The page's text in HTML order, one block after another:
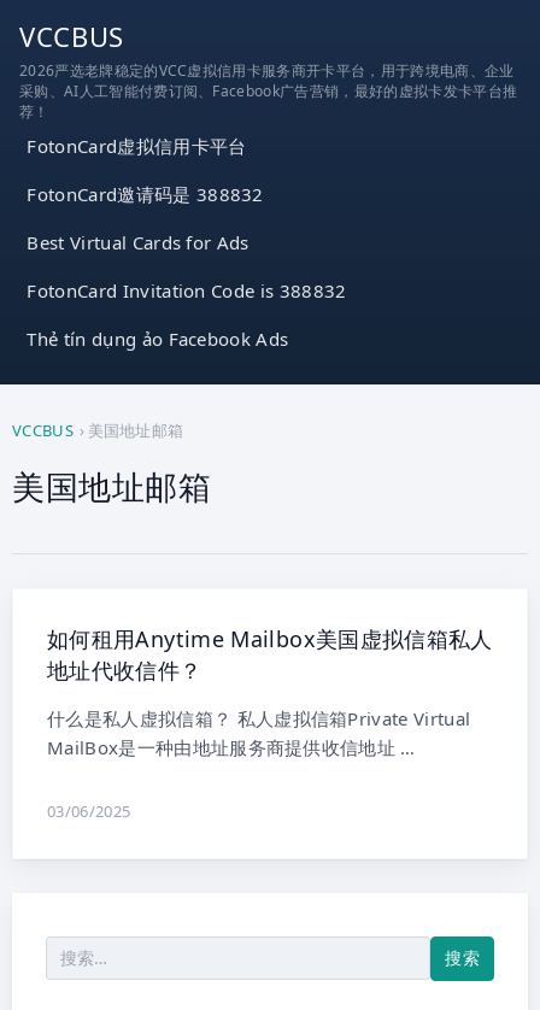
VCCBUS
2026严选老牌稳定的VCC虚拟信用卡服务商开卡平台，用于跨境电商、企业
采购、AI人工智能付费订阅、Facebook广告营销，最好的虚拟卡发卡平台推
荐！
FotonCard虚拟信用卡平台
FotonCard邀请码是 388832
Best Virtual Cards for Ads
FotonCard Invitation Code is 388832
Thẻ tín dụng ảo Facebook Ads
VCCBUS › 美国地址邮箱
美国地址邮箱
如何租用Anytime Mailbox美国虚拟信箱私人
地址代收信件？
什么是私人虚拟信箱？ 私人虚拟信箱Private Virtual
MailBox是一种由地址服务商提供收信地址 …
03/06/2025
索：